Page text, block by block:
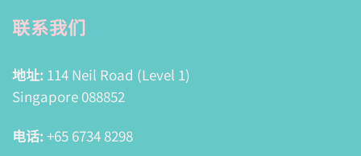
联系我们
地址: 114 Neil Road (Level 1)
Singapore 088852
电话: +65 6734 8298